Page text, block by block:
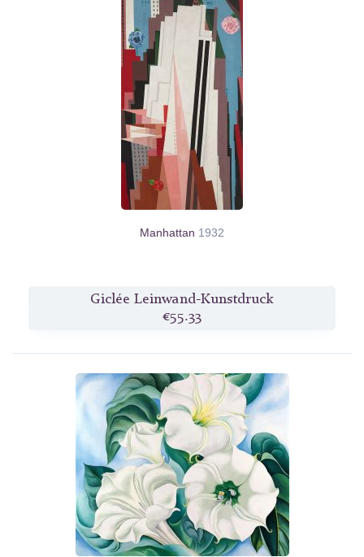
Manhattan 1932
Giclée Leinwand-Kunstdruck
€55.33